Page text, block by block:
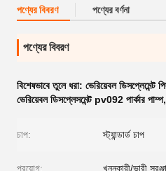
পণ্যের বিবরণ পণ্যের বর্ণনা
পণ্যের বিবরণ
বিশেষভাবে তুলে ধরা: ভেরিয়েবল ডিসপ্লেমেন্ট
ভেরিয়েবল ডিসপ্লেসমেন্ট pv092 পার্কার পাম্প,
চাপ: স্ট্যান্ডার্ড চাপ
প্রয়োগ: খননকারী/ভারী